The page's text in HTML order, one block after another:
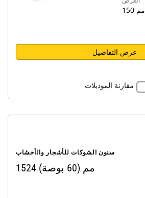
150 مم
عرض التفاصيل
مقارنة الموديلات
سنون الشوكات للأشجار والأخشاب
1524 مم (60 بوصة)